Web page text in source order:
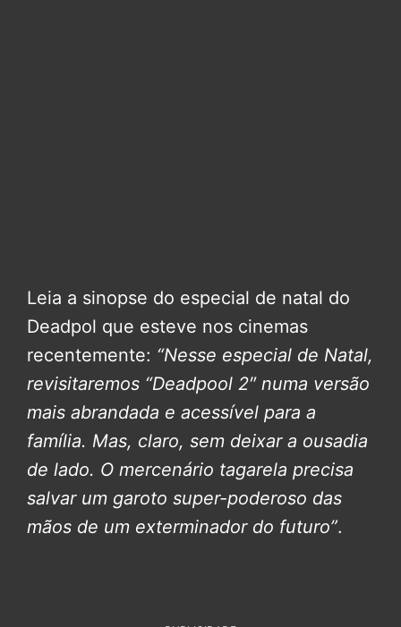
Leia a sinopse do especial de natal do
Deadpol que esteve nos cinemas
recentemente: “Nesse especial de Natal,
revisitaremos “Deadpool 2″ numa versão
mais abrandada e acessível para a
família. Mas, claro, sem deixar a ousadia
de lado. O mercenário tagarela precisa
salvar um garoto super-poderoso das
mãos de um exterminador do futuro”.